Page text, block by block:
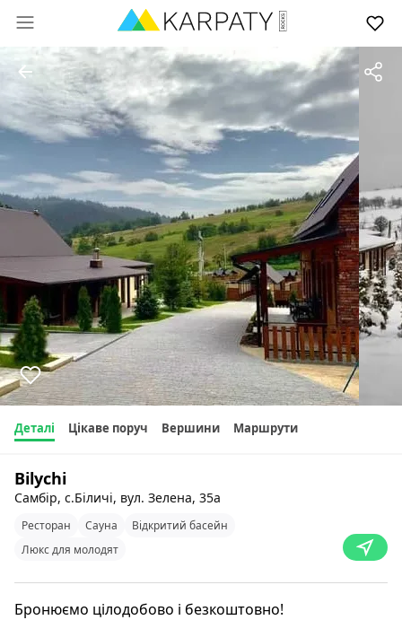
Деталі Цікаве поруч Вершини Маршрути
Bilychi
Самбір, с.Біличі, вул. Зелена, 35а
Ресторан Сауна
Відкритий басейн
Люкс для молодят
Бронюємо цілодобово і безкоштовно!